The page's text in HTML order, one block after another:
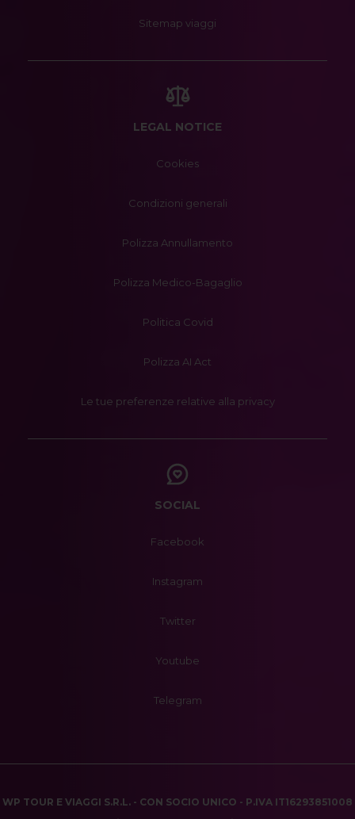
Sitemap viaggi
LEGAL NOTICE
Cookies
Condizioni generali
Polizza Annullamento
Polizza Medico-Bagaglio
Politica Covid
Polizza AI Act
Le tue preferenze relative alla privacy
SOCIAL
Facebook
Instagram
Twitter
Youtube
Telegram
WP TOUR E VIAGGI S.R.L. - CON SOCIO UNICO - P.IVA IT16293851008